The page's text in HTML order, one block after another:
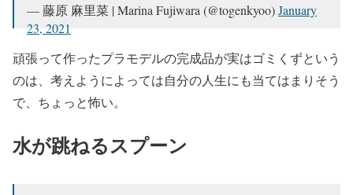
— 藤原 麻里菜 | Marina Fujiwara (@togenkyoo)January
23, 2021
頑張って作ったプラモデルの完成品が実はゴミくずという
のは、考えようによっては自分の人生にも当てはまりそう
で、ちょっと怖い。
水が跳ねるスプーン